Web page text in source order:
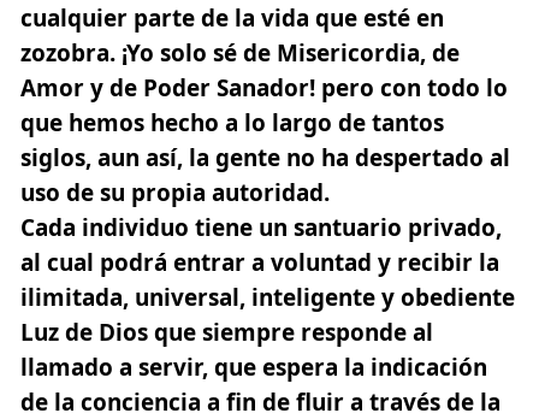
cualquier parte de la vida que esté en
zozobra. ¡Yo solo sé de Misericordia, de
Amor y de Poder Sanador! pero con todo lo
que hemos hecho a lo largo de tantos
siglos, aun así, la gente no ha despertado al
uso de su propia autoridad.
Cada individuo tiene un santuario privado,
al cual podrá entrar a voluntad y recibir la
ilimitada, universal, inteligente y obediente
Luz de Dios que siempre responde al
llamado a servir, que espera la indicación
de la conciencia a fin de fluir a través de la